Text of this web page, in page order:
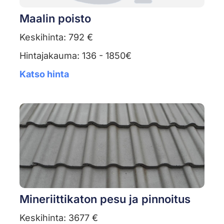
Maalin poisto
Keskihinta: 792 €
Hintajakauma: 136 - 1850€
Katso hinta
Mineriittikaton pesu ja pinnoitus
Keskihinta: 3677 €